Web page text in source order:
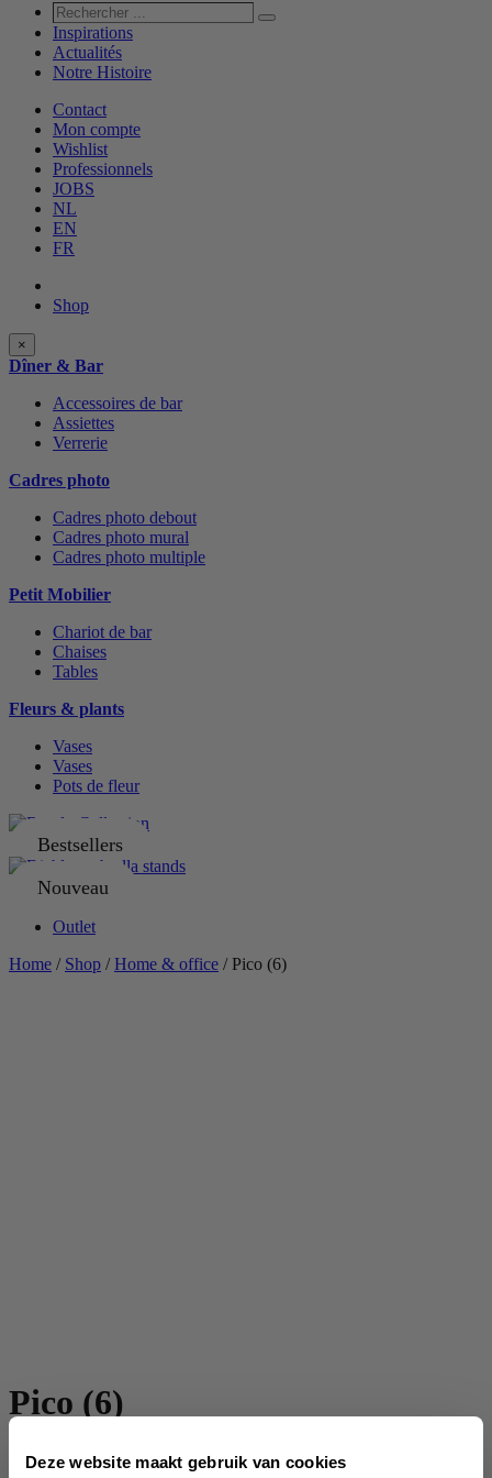
Deze website maakt gebruik van cookies
Rechercher
...
Rechercher
Inspirations
Actualités
Notre Histoire
Contact
Mon compte
Wishlist
Professionnels
JOBS
NL
EN
FR
Shop
Shop
categories
×
Dîner & Bar
Accessoires de bar
Assiettes
Verrerie
Cadres photo
Cadres photo debout
Cadres photo mural
Cadres photo multiple
Petit Mobilier
Chariot de bar
Chaises
Tables
Fleurs & plants
Vases
Vases
Pots de fleur
Bestsellers
Nouveau
Outlet
Home / Shop /Home & office / Pico (6)
Pico (6)
SKU:XLBA12106-09